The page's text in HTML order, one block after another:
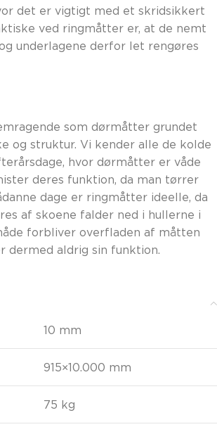
det er vigtigt med et skridsikkert
ved ringmåtter er, at de nemt
underlagene derfor let rengøres
som dørmåtter grundet
og struktur. Vi kender alle de kolde
hvor dørmåtter er våde
deres funktion, da man tørrer
dage er ringmåtter ideelle, da
af skoene falder ned i hullerne i
forbliver overfladen af måtten
dermed aldrig sin funktion.
10 mm
915×10.000 mm
75 kg